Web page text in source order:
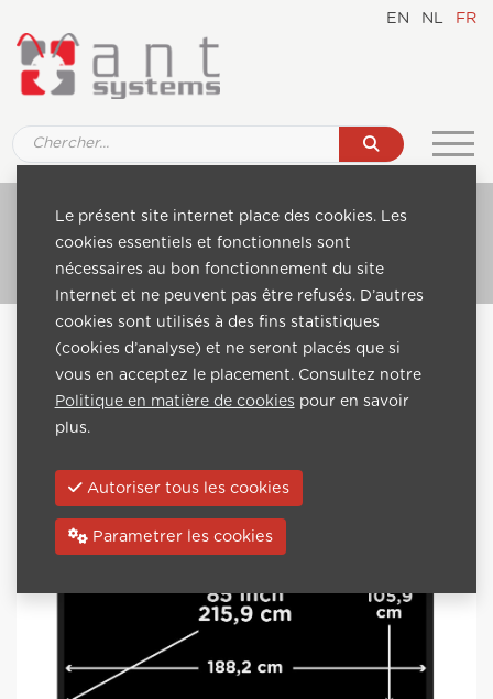
EN NL FR
Ref. SM007 85" Signage Monitor - Display
Aller au catalogue
Home
Digital Signage monitors, Displays
Ref. SM007 85" Signage Monitor - Display
Précédent: Suivante:
Le présent site internet place des cookies. Les
cookies essentiels et fonctionnels sont
nécessaires au bon fonctionnement du site
Internet et ne peuvent pas être refusés. D’autres
cookies sont utilisés à des fins statistiques
(cookies d’analyse) et ne seront placés que si
vous en acceptez le placement. Consultez notre
Politique en matière de cookies pour en savoir
plus.
Autoriser tous les cookies
Parametrer les cookies